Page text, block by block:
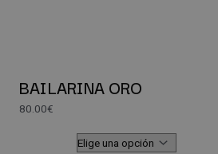
BAILARINA ORO
80.00€